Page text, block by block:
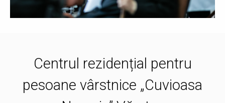
Centrul rezidențial pentru
pesoane vârstnice „Cuvioasa